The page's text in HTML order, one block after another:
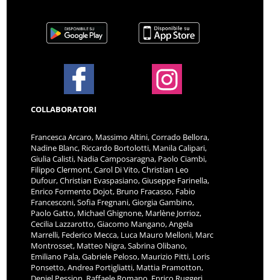
COLLABORATORI
Francesca Arcaro, Massimo Altini, Corrado Bellora,
Nadine Blanc, Riccardo Bortolotti, Manila Calipari,
Giulia Calisti, Nadia Camposaragna, Paolo Ciambi,
Filippo Clermont, Carol Di Vito, Christian Leo
Dufour, Christian Evaspasiano, Giuseppe Farinella,
Enrico Formento Dojot, Bruno Fracasso, Fabio
Francesconi, Sofia Fregnani, Giorgia Gambino,
Paolo Gatto, Michael Ghignone, Marlène Jorrioz,
Cecilia Lazzarotto, Giacomo Mangano, Angela
Marrelli, Federico Mecca, Luca Mauro Melloni, Marc
Montrosset, Matteo Nigra, Sabrina Olibano,
Emiliano Pala, Gabriele Peloso, Maurizio Pitti, Loris
Ponsetto, Andrea Portigliatti, Mattia Pramotton,